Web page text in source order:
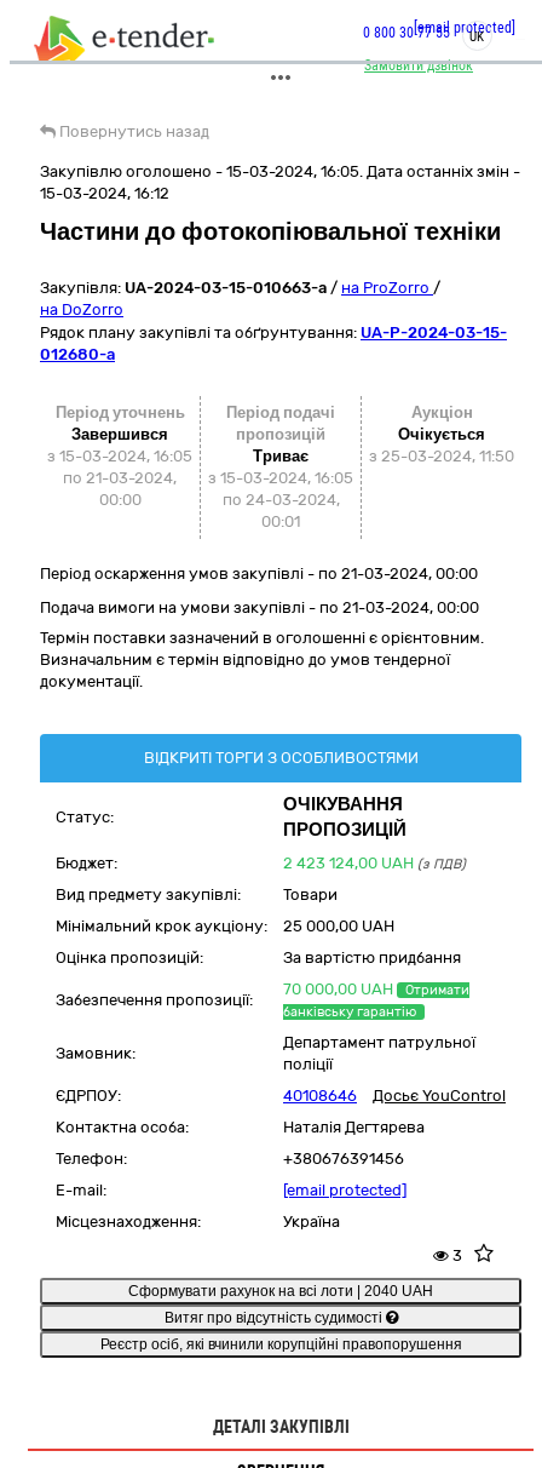
Замовити дзвінок
0 800 30 77 55[email protected]
UK
Повернутись назад
Закупівлю оголошено - 15-03-2024, 16:05. Дата останніх змін -
15-03-2024, 16:12
Частини до фотокопіювальної техніки
Закупівля: UA-2024-03-15-010663-a / на ProZorro /
на DoZorro
Рядок плану закупівлі та обґрунтування: UA-P-2024-03-15-
012680-a
Період уточнень
Завершився
з 15-03-2024, 16:05
по 21-03-2024,
00:00
Період подачі
пропозицій
Триває
з 15-03-2024, 16:05
по 24-03-2024,
00:01
Аукціон
Очікується
з 25-03-2024, 11:50
Період оскарження умов закупівлі - по 21-03-2024, 00:00
Подача вимоги на умови закупівлі - по 21-03-2024, 00:00
Термін поставки зазначений в оголошенні є орієнтовним.
Визначальним є термін відповідно до умов тендерної
документації.
ВІДКРИТІ ТОРГИ З ОСОБЛИВОСТЯМИ
Статус:
ОЧІКУВАННЯ
ПРОПОЗИЦІЙ
Бюджет: 2 423 124,00 UAH (з ПДВ)
Вид предмету закупівлі:
Товари
Мінімальний крок аукціону:
25 000,00 UAH
Оцінка пропозицій:
За вартістю придбання
Забезпечення пропозиції:
70 000,00 UAH
Отримати
банківську гарантію
Замовник:
Департамент патрульної
поліції
ЄДРПОУ:
40108646
Досьє YouControl
Контактна особа:
Наталія Дегтярева
Телефон:
+380676391456
E-mail:
[email protected]
Місцезнаходження:
Україна
3
Сформувати рахунок на всі лоти | 2040 UAH
Витяг про відсутність судимості
Реєстр осіб, які вчинили корупційні правопорушення
ДЕТАЛІ ЗАКУПІВЛІ